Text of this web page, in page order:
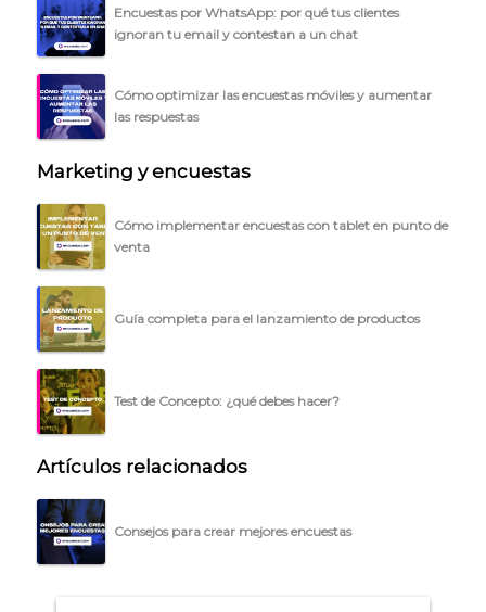
Encuestas por WhatsApp: por qué tus clientes
ignoran tu email y contestan a un chat
Cómo optimizar las encuestas móviles y aumentar
las respuestas
Marketing y encuestas
Cómo implementar encuestas con tablet en punto de
venta
Guía completa para el lanzamiento de productos
Test de Concepto: ¿qué debes hacer?
Artículos relacionados
Consejos para crear mejores encuestas